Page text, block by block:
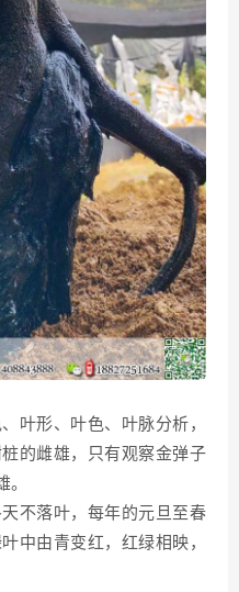
叶形、叶色、叶脉分析，
的雌雄，只有观察金弹子
。
不落叶，每年的元旦至春
中由青变红，红绿相映，